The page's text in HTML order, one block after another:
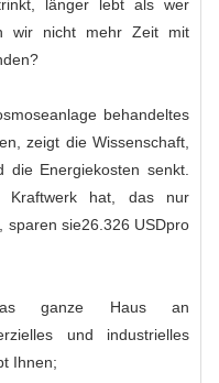
länger lebt als wer
wir nicht mehr Zeit mit
behandeltes
zeigt die Wissenschaft,
Energiekosten senkt.
Kraftwerk hat, das nur
sparen sie26.326 USDpro
ganze Haus an
und industrielles
Ihnen;